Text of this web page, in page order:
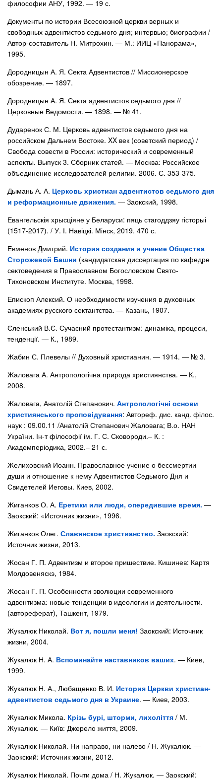
философии АНУ, 1992. — 19 с.
Документы по истории Всесоюзной церкви верных и
свободных адвентистов седьмого дня; интервью; биографии /
Автор-составитель Н. Митрохин. — М.: ИИЦ «Панорама»,
1995.
Дородницын А. Я. Секта Адвентистов // Миссионерское
обозрение. — 1897.
Дородницын А. Я. Секта адвентистов седьмого дня //
Церковные Ведомости. — 1898. — № 41.
Дударенок С. М. Церковь адвентистов седьмого дня на
российском Дальнем Востоке. XX век (советский период) /
Свобода совести в России: исторический и современный
аспекты. Выпуск 3. Сборник статей. — Москва: Российское
объединение исследователей религии. 2006. С. 353-375.
Дымань А. А. Церковь христиан адвентистов седьмого дня
и реформационные движения. — Заокский, 1998.
Евангельскія хрысціяне у Беларуси: пяць стагоддзяу гісторыі
(1517-2017). / У. І. Навіцкі. Мінск, 2019. 470 с.
Евменов Дмитрий. История создания и учение Общества
Сторожевой Башни (кандидатская диссертация по кафедре
сектоведения в Православном Богословском Свято-
Тихоновском Институте. Москва, 1998.
Епископ Алексий. О необходимости изучения в духовных
академиях русского сектантства. — Казань, 1907.
Єленський В.Є. Сучасний протестантизм: динаміка, процеси,
тенденції. — К., 1989.
Жабин С. Плевелы // Духовный христианин. — 1914. — № 3.
Жаловага А. Антропологічна природа християнства. — К.,
2008.
Жаловага, Анатолій Степанович. Антропологічні основи
християнського проповідування: Автореф. дис. канд. філос.
наук : 09.00.11 /Анатолій Степанович Жаловага; В.о. НАН
України. Ін-т філософії ім. Г. С. Сковороди.– К. :
Академперіодика, 2002.– 21 с.
Желиховский Иоанн. Православное учение о бессмертии
души и отношение к нему Адвентистов Седьмого Дня и
Свидетелей Иеговы. Киев, 2002.
Жиганков О. А. Еретики или люди, опередившие время. —
Заокский: «Источник жизни», 1996.
Жиганков Олег. Славянское христианство. Заокский:
Источник жизни, 2013.
Жосан Г. П. Адвентизм и второе пришествие. Кишинев: Картя
Молдовеняскэ, 1984.
Жосан Г. П. Особенности эволюции современного
адвентизма: новые тенденции в идеологии и деятельности.
(автореферат), Ташкент, 1979.
Жукалюк Николай. Вот я, пошли меня! Заокский: Источник
жизни, 2004.
Жукалюк Н. А. Вспоминайте наставников ваших. — Киев,
1999.
Жукалюк Н. А., Любащенко В. И. История Церкви христиан-
адвентистов седьмого дня в Украине. — Киев, 2003.
Жукалюк Микола. Крізь бурі, шторми, лихоліття / М.
Жукалюк. — Київ: Джерело життя, 2009.
Жукалюк Николай. Ни направо, ни налево / Н. Жукалюк. —
Заокский: Источник жизни, 2012.
Жукалюк Николай. Почти дома / Н. Жукалюк. — Заокский: